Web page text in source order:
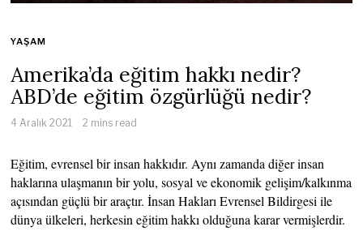
YAŞAM
Amerika’da eğitim hakkı nedir?
ABD’de eğitim özgürlüğü nedir?
4 Aralık 2021 2 mins read
Eğitim, evrensel bir insan hakkıdır. Aynı zamanda diğer insan
haklarına ulaşmanın bir yolu, sosyal ve ekonomik gelişim/kalkınma
açısından güçlü bir araçtır. İnsan Hakları Evrensel Bildirgesi ile
dünya ülkeleri, herkesin eğitim hakkı olduğuna karar vermişlerdir.